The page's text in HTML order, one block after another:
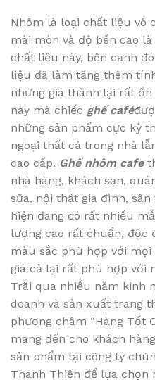
Nhôm là loại chất liệu vô
mài mòn và độ bền cao
chất liệu này, bên cạnh
liệu đã làm tăng thêm
nhưng giá thành lại rất
này mà chiếc ghế café
những sản phẩm cực kỳ
ngoại thất cả trong nhà
cao cấp. Ghế nhôm cafe
nhà hàng, khách sạn,
sữa, nội thất gia đình,
hiện đang có rất nhiều
lượng cao rất chuẩn, độc
màu sắc phù hợp với
giá cả lại rất phù hợp với
Trãi qua nhiều năm kinh
doanh và sản xuất trang
phương châm “Hàng Tốt
mang đến cho khách
sản phẩm tại công ty
Thanh Thiên để lựa chọn